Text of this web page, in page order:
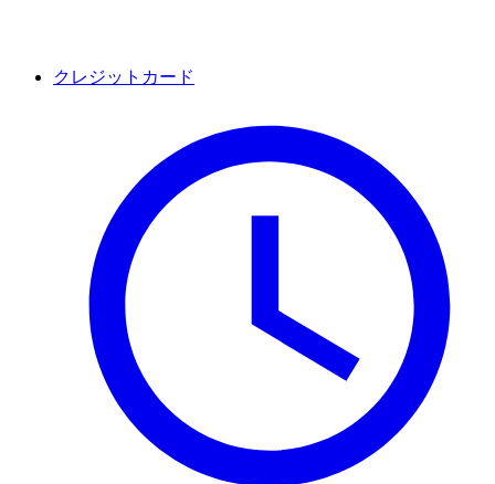
クレジットカード